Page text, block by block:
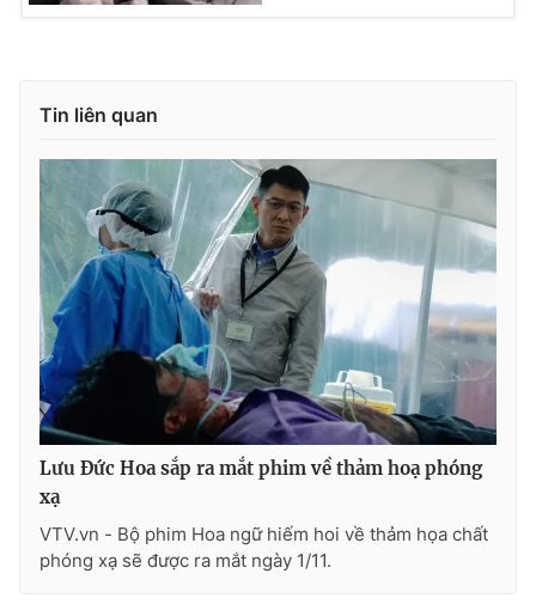
Tin liên quan
Lưu Đức Hoa sắp ra mắt phim về thảm hoạ phóng
xạ
VTV.vn - Bộ phim Hoa ngữ hiếm hoi về thảm họa chất
phóng xạ sẽ được ra mắt ngày 1/11.